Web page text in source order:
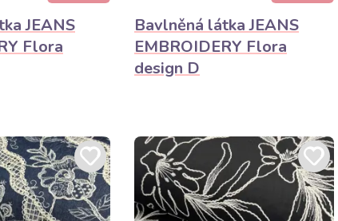
JEANS
Flora
Bavlněná látka JEANS
EMBROIDERY Flora
design D